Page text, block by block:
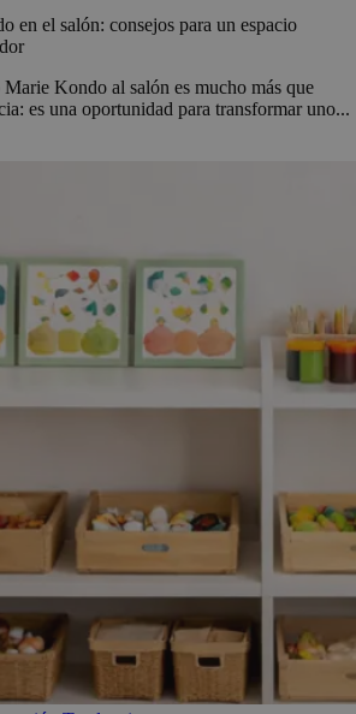
en el salón: consejos para un espacio
Kondo al salón es mucho más que
es una oportunidad para transformar uno...